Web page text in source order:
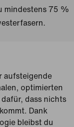
mindestens 75 %
aufsteigende
optimierten
dafür, dass nichts
Dank
bleibst du